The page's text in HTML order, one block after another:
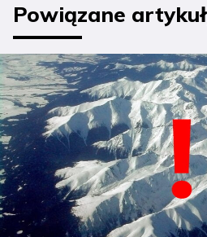
Powiązane